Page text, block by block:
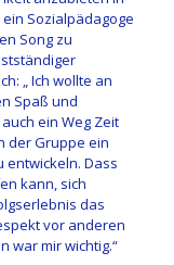
Sozialpädagoge
Song zu
„ Ich wollte an
Spaß und
ein Weg Zeit
der Gruppe ein
entwickeln. Dass
kann, sich
das
vor anderen
war mir wichtig.“